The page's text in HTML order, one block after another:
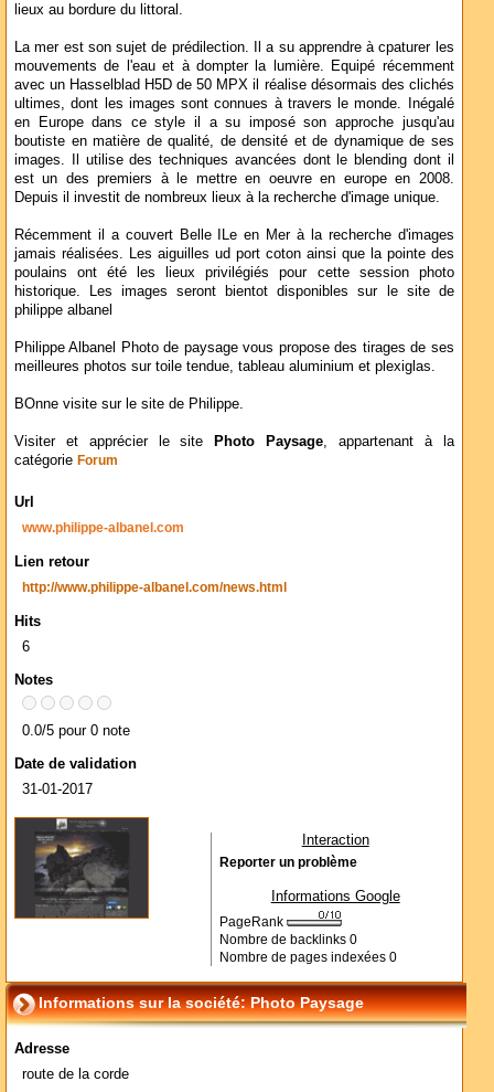
lieux au bordure du littoral.
La mer est son sujet de prédilection. Il a su apprendre à cpaturer les
mouvements de l'eau et à dompter la lumière. Equipé récemment
avec un Hasselblad H5D de 50 MPX il réalise désormais des clichés
ultimes, dont les images sont connues à travers le monde. Inégalé
en Europe dans ce style il a su imposé son approche jusqu'au
boutiste en matière de qualité, de densité et de dynamique de ses
images. Il utilise des techniques avancées dont le blending dont il
est un des premiers à le mettre en oeuvre en europe en 2008.
Depuis il investit de nombreux lieux à la recherche d'image unique.
Récemment il a couvert Belle ILe en Mer à la recherche d'images
jamais réalisées. Les aiguilles ud port coton ainsi que la pointe des
poulains ont été les lieux privilégiés pour cette session photo
historique. Les images seront bientot disponibles sur le site de
philippe albanel
Philippe Albanel Photo de paysage vous propose des tirages de ses
meilleures photos sur toile tendue, tableau aluminium et plexiglas.
BOnne visite sur le site de Philippe.
Visiter et apprécier le site Photo Paysage, appartenant à la
catégorie Forum
Url
www.philippe-albanel.com
Lien retour
http://www.philippe-albanel.com/news.html
Hits
6
Notes
0.0/5 pour 0 note
Date de validation
31-01-2017
Interaction
Reporter un problème
Informations Google
PageRank
Nombre de backlinks 0
Nombre de pages indexées 0
Informations sur la société: Photo Paysage
Adresse
route de la corde